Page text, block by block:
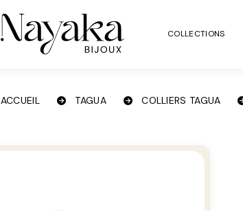
COLLECTIONS
ACCUEIL TAGUA COLLIERS TAGUA